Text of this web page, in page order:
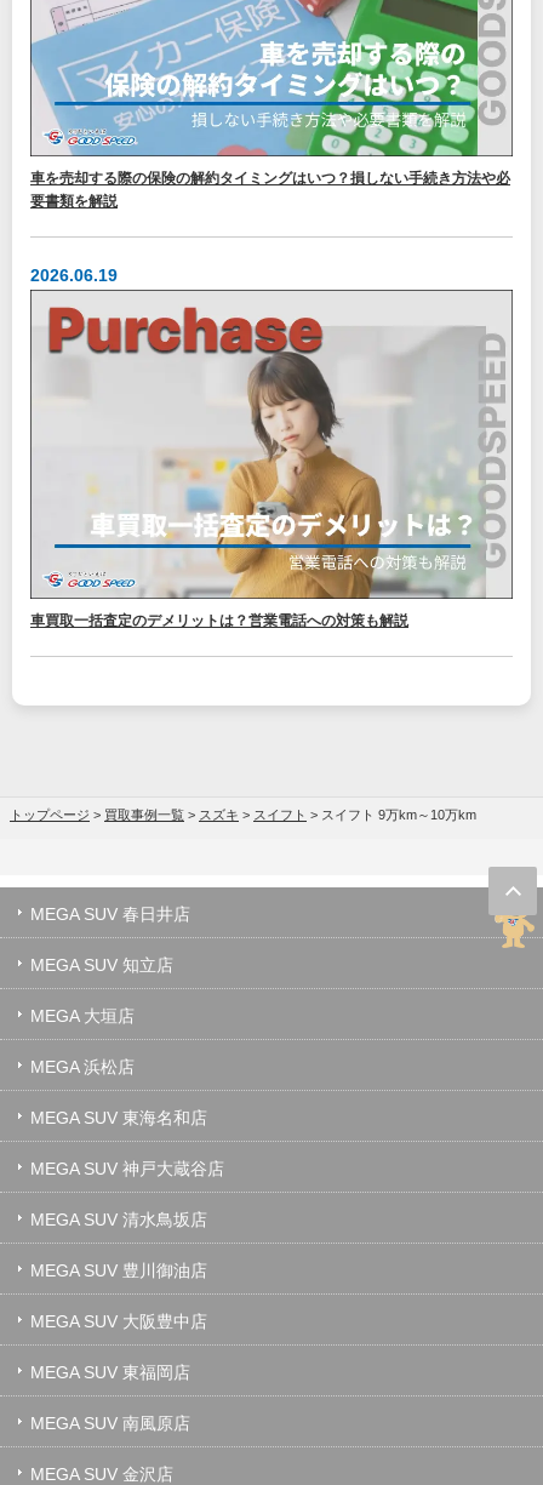
車を売却する際の保険の解約タイミングはいつ？損しない手続き方法や必
要書類を解説
2026.06.19
車買取一括査定のデメリットは？営業電話への対策も解説
トップページ > 買取事例一覧 > スズキ > スイフト > スイフト 9万km～10万km
MEGA SUV 春日井店
MEGA SUV 知立店
MEGA 大垣店
MEGA 浜松店
MEGA SUV 東海名和店
MEGA SUV 神戸大蔵谷店
MEGA SUV 清水鳥坂店
MEGA SUV 豊川御油店
MEGA SUV 大阪豊中店
MEGA SUV 東福岡店
MEGA SUV 南風原店
MEGA SUV 金沢店